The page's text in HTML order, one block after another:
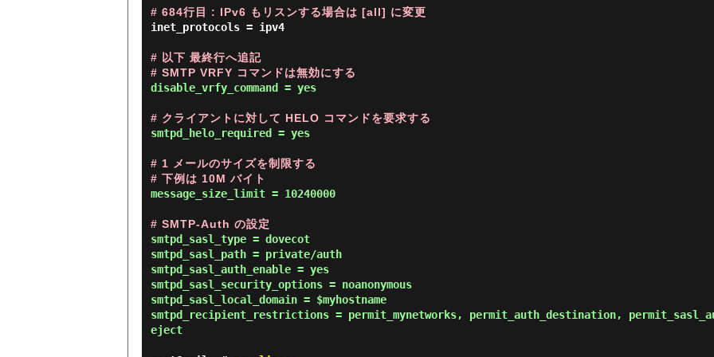
# 684行目 : IPv6 もリスンする場合は [all] に変更
inet_protocols = ipv4
# 以下 最終行へ追記
# SMTP VRFY コマンドは無効にする
disable_vrfy_command = yes
# クライアントに対して HELO コマンドを要求する
smtpd_helo_required = yes
# 1 メールのサイズを制限する
# 下例は 10M バイト
message_size_limit = 10240000
# SMTP-Auth の設定
smtpd_sasl_type = dovecot
smtpd_sasl_path = private/auth
smtpd_sasl_auth_enable = yes
smtpd_sasl_security_options = noanonymous
smtpd_sasl_local_domain = $myhostname
smtpd_recipient_restrictions = permit_mynetworks, permit_auth_destination,
eject